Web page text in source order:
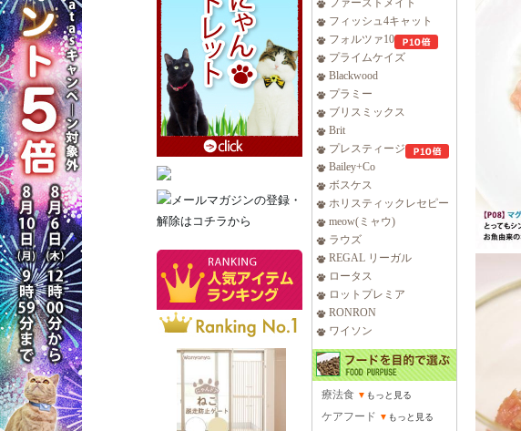
ファーストメイト
フィッシュ4キャット
フォルツァ10
プライムケイズ
Blackwood
プラミー
ブリスミックス
Brit
プレスティージ
Bailey+Co
ボスケス
ホリスティックレセピー
meow(ミャウ)
ラウズ
REGAL リーガル
ロータス
ロットプレミア
RONRON
ワイソン
療法食 ▼ もっと見る
ケアフード ▼ もっと見る